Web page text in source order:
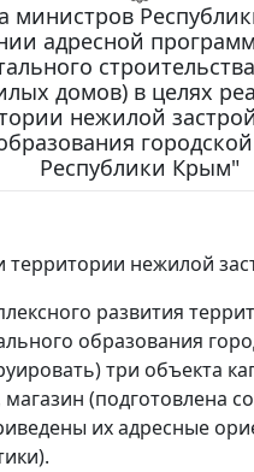
министров
адресной
домов) в целях
нежилой
Республики Крым"
нежилой
развития
образования
три объекта
(подготовлена
их адресные